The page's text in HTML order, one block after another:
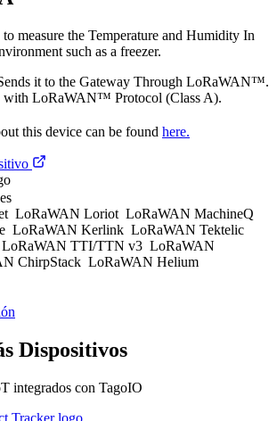
measure the Temperature and Humidity In
such as a freezer.
it to the Gateway Through LoRaWAN™.
with LoRaWAN™ Protocol (Class A).
this device can be found here.
LoRaWAN Loriot LoRaWAN MachineQ
LoRaWAN Kerlink LoRaWAN Tektelic
LoRaWAN TTI/TTN v3 LoRaWAN
ChirpStack LoRaWAN Helium
Dispositivos
integrados con TagoIO